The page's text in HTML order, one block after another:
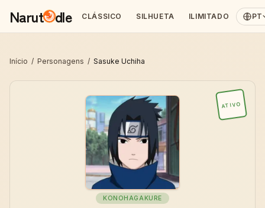
Narut dle CLÁSSICO SILHUETA ILIMITADO PT
Início / Personagens / Sasuke Uchiha
ATIVO
KONOHAGAKURE